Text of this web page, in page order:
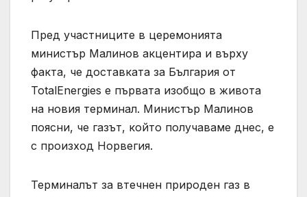
Пред участниците в церемонията
министър Малинов акцентира и върху
факта, че доставката за България от
TotalEnergies е първата изобщо в живота
на новия терминал. Министър Малинов
поясни, че газът, който получаваме днес, е
с произход Норвегия.
Терминалът за втечнен природен газ в